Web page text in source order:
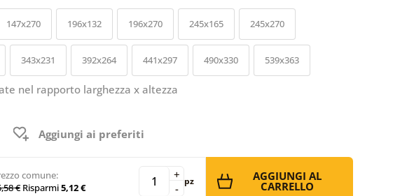
147x270 196x132 196x270 245x165 245x270
343x231 392x264 441x297 490x330 539x363
nel rapporto larghezza x altezza
Aggiungi ai preferiti
comune:
€ Risparmi5,12 € -
+ pz AGGIUNGI AL
CARRELLO